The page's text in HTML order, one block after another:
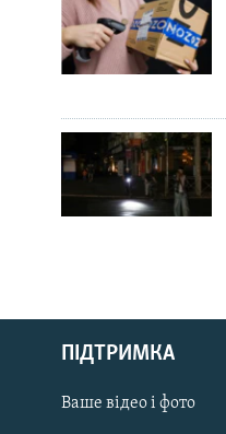
Русский
Qırımtatar
ДОЛУЧАЙСЯ!
ПІДТРИМКА
Ваше відео і фото